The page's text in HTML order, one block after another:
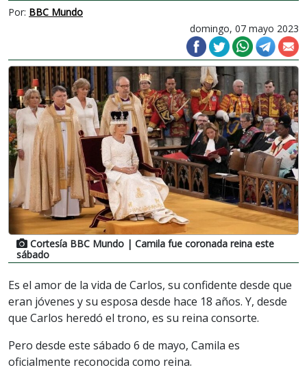
Por: BBC Mundo
domingo, 07 mayo 2023
Cortesía BBC Mundo | Camila fue coronada reina este
sábado
Es el amor de la vida de Carlos, su confidente desde que
eran jóvenes y su esposa desde hace 18 años. Y, desde
que Carlos heredó el trono, es su reina consorte.
Pero desde este sábado 6 de mayo, Camila es
oficialmente reconocida como reina.